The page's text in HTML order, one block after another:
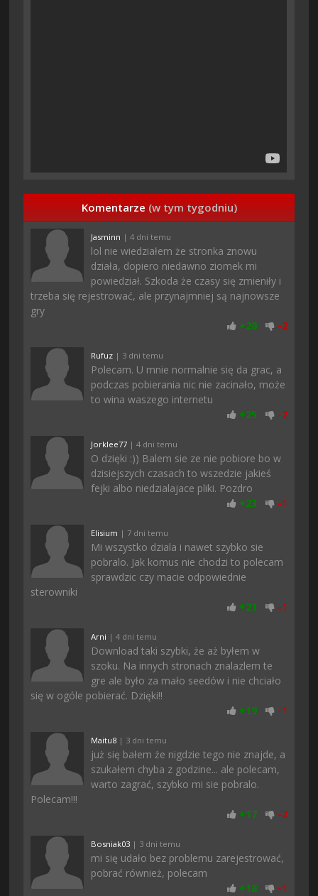
Komentarze (w tym tygodniu)
Jasminn | 4 dni temu
lol nie wiedziałem że stronka znowu
działa, dopiero niedawno ziomek mi
powiedział. Szkoda że czasy się zmieniły i
trzeba się rejestrować, ale przynajmniej są najnowsze
gry
+28 -2
Rufuz | 3 dni temu
Polecam. U mnie normalnie się da grac, a
podczas pobierania nic nie zacinało, może
to wina waszego internetu
+25 -2
Jorklee77 | 4 dni temu
O dzięki :)) Balem sie ze nie pobiore bo w
dzisiejszych czasach to wszedzie jakieś
fejki albo niedzialajace pliki. Pozdro
+23 -1
Elisium | 7 dni temu
Mi wszystko dziala i nawet szybko sie
pobralo. Jak komus nie chodzi to polecam
sprawdzic czy macie odpowiednie
sterowniki
+21 -1
Arni | 4 dni temu
Download taki szybki, że aż byłem w
szoku. Na innych stronach znalazlem te
gre ale było za mało seedów i nie chciało
się w ogóle pobierać. Dzięki!!
+19 -1
Maitu8 | 3 dni temu
już się bałem że nigdzie tego nie znajde, a
szukałem chyba z godzine... ale polecam,
warto zagrać, szybko mi sie pobralo.
Polecam!!!
+17 -2
Bosniak03 | 3 dni temu
mi się udało bez problemu zarejestrować,
pobrać również, polecam
+18 -1